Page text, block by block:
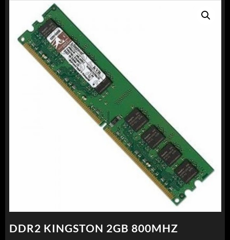
DDR2 KINGSTON 2GB 800MHZ